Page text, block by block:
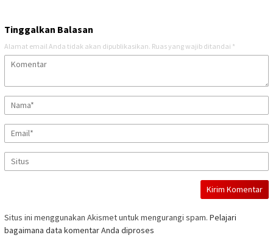
Tinggalkan Balasan
Alamat email Anda tidak akan dipublikasikan. Ruas yang wajib ditandai *
Situs ini menggunakan Akismet untuk mengurangi spam. Pelajari
bagaimana data komentar Anda diproses